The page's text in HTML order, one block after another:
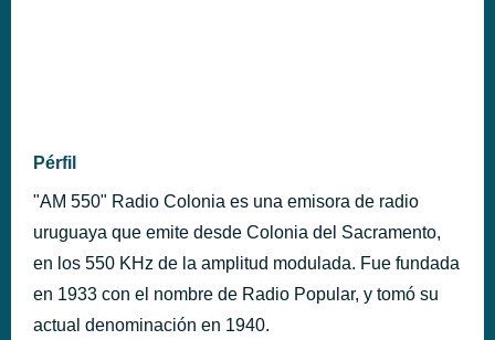
Pérfil
"AM 550" Radio Colonia es una emisora de radio
uruguaya que emite desde Colonia del Sacramento,
en los 550 KHz de la amplitud modulada. Fue fundada
en 1933 con el nombre de Radio Popular, y tomó su
actual denominación en 1940.